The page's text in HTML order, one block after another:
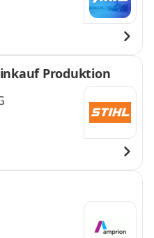
Produktion